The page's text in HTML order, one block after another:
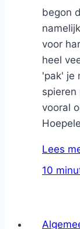
begon
voor
heel
'pak' je
spieren
vooral
Lees
10